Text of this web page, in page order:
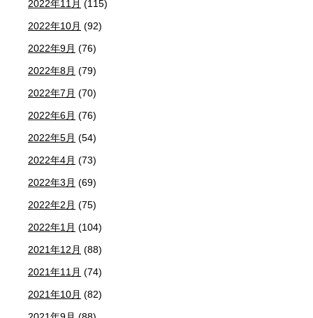
2022年11月 (115)
2022年10月 (92)
2022年9月 (76)
2022年8月 (79)
2022年7月 (70)
2022年6月 (76)
2022年5月 (54)
2022年4月 (73)
2022年3月 (69)
2022年2月 (75)
2022年1月 (104)
2021年12月 (88)
2021年11月 (74)
2021年10月 (82)